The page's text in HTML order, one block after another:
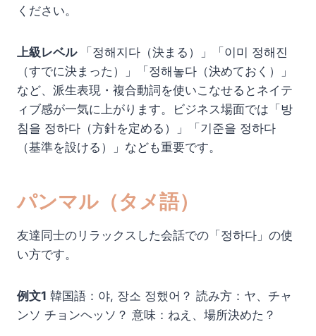
ください。
上級レベル「정해지다（決まる）」「이미 정해진
（すでに決まった）」「정해놓다（決めておく）」
など、派生表現・複合動詞を使いこなせるとネイテ
ィブ感が一気に上がります。ビジネス場面では「방
침을 정하다（方針を定める）」「기준을 정하다
（基準を設ける）」なども重要です。
パンマル（タメ語）
友達同士のリラックスした会話での「정하다」の使
い方です。
例文1 韓国語：야, 장소 정했어？ 読み方：ヤ、チャ
ンソ チョンヘッソ？ 意味：ねえ、場所決めた？